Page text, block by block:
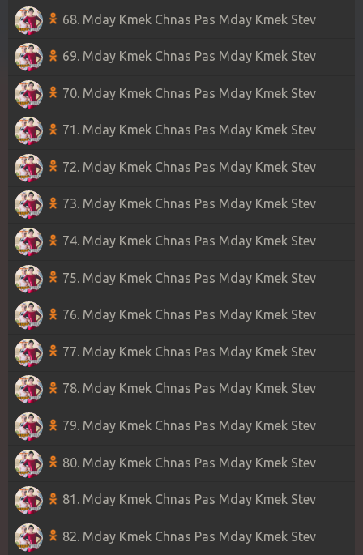
68. Mday Kmek Chnas Pas Mday Kmek Stev
69. Mday Kmek Chnas Pas Mday Kmek Stev
70. Mday Kmek Chnas Pas Mday Kmek Stev
71. Mday Kmek Chnas Pas Mday Kmek Stev
72. Mday Kmek Chnas Pas Mday Kmek Stev
73. Mday Kmek Chnas Pas Mday Kmek Stev
74. Mday Kmek Chnas Pas Mday Kmek Stev
75. Mday Kmek Chnas Pas Mday Kmek Stev
76. Mday Kmek Chnas Pas Mday Kmek Stev
77. Mday Kmek Chnas Pas Mday Kmek Stev
78. Mday Kmek Chnas Pas Mday Kmek Stev
79. Mday Kmek Chnas Pas Mday Kmek Stev
80. Mday Kmek Chnas Pas Mday Kmek Stev
81. Mday Kmek Chnas Pas Mday Kmek Stev
82. Mday Kmek Chnas Pas Mday Kmek Stev